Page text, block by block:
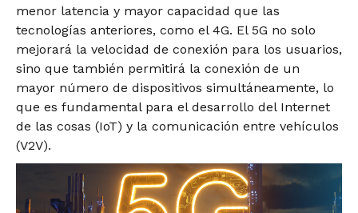
menor latencia y mayor capacidad que las
tecnologías anteriores, como el 4G. El 5G no solo
mejorará la velocidad de conexión para los usuarios,
sino que también permitirá la conexión de un
mayor número de dispositivos simultáneamente, lo
que es fundamental para el desarrollo del Internet
de las cosas (IoT) y la comunicación entre vehículos
(V2V).